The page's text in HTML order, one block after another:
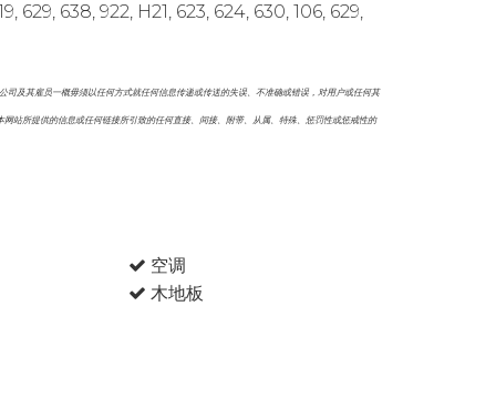
629, 638, 922, H21, 623, 624, 630, 106, 629,
及其雇员一概毋须以任何方式就任何信息传递或传送的失误、不准确或错误，对用户或任何其
站所提供的信息或任何链接所引致的任何直接、间接、附带、从属、特殊、惩罚性或惩戒性的
空调
木地板